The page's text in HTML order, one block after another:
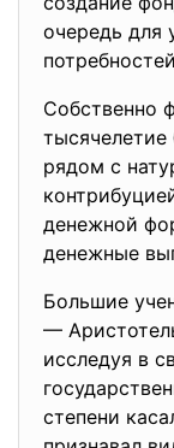
очередь для
Собственно
рядом с
денежной
денежные
Большие
—
исследуя в
степени